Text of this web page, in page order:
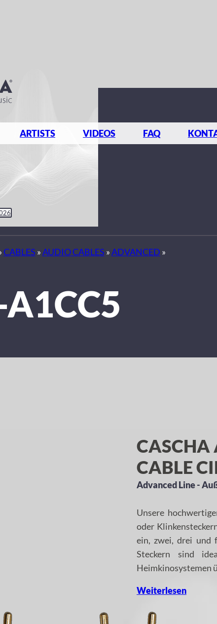
ARTISTS VIDEOS FAQ
CABLES »AUDIO CABLES »ADVANCED »
CASCHA
CABLE
Advanced Line -
Unsere
oder
ein, zwei, drei und
Steckern sind
Heimkinosystemen
Weiterlesen